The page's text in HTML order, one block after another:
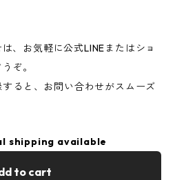
、お気軽に公式LINEまたはショ
ぞ。
ると、お問い合わせがスムーズ
shipping available
to cart